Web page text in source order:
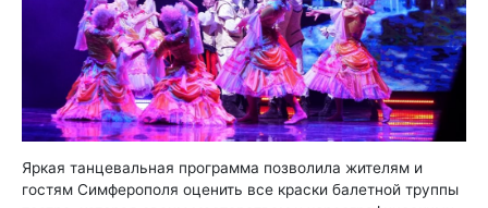
Яркая танцевальная программа позволила жителям и
гостям Симферополя оценить все краски балетной труппы